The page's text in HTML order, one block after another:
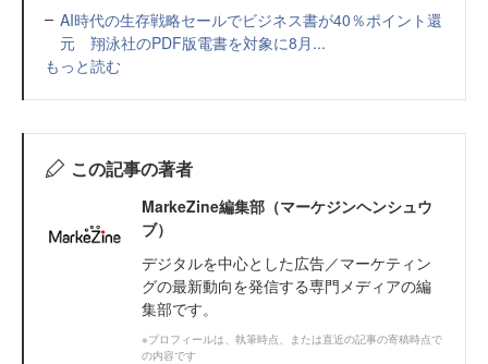
AI時代の生存戦略セールでビジネス書が40％ポイント還
元 翔泳社のPDF版電書を対象に8月...
もっと読む
この記事の著者
MarkeZine編集部（マーケジンヘンシュウ
ブ）
デジタルを中心とした広告／マーケティン
グの最新動向を発信する専門メディアの編
集部です。
※プロフィールは、執筆時点、または直近の記事の寄稿時点で
の内容です